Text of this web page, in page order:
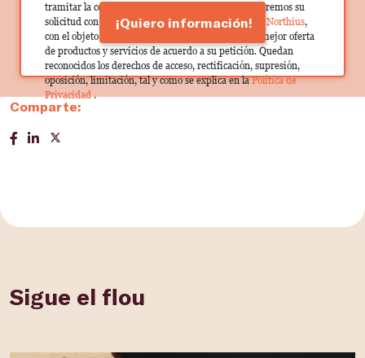
tramitar la contratación correspondiente. Compartiremos su
solicitud con las empresas que conforman elGrupo Northius,
con el objeto de que estas puedan hacerle llegar la mejor oferta
de productos y servicios de acuerdo a su petición. Quedan
reconocidos los derechos de acceso, rectificación, supresión,
oposición, limitación, tal y como se explica en laPolítica de
Privacidad.
¡Quiero información!
Comparte:
Sigue el flou